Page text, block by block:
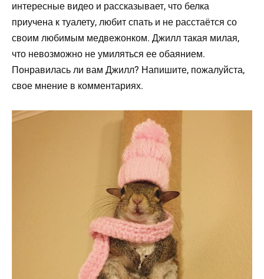
интересные видео и рассказывает, что белка
приучена к туалету, любит спать и не расстаётся со
своим любимым медвежонком. Джилл такая милая,
что невозможно не умиляться ее обаянием.
Понравилась ли вам Джилл? Напишите, пожалуйста,
свое мнение в комментариях.